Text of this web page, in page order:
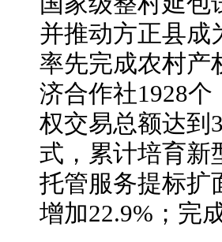
并推动方正县成
率先完成农村产
济合作社1928
权交易总额达到
式，累计培育新
托管服务提标扩
增加22.9%；完